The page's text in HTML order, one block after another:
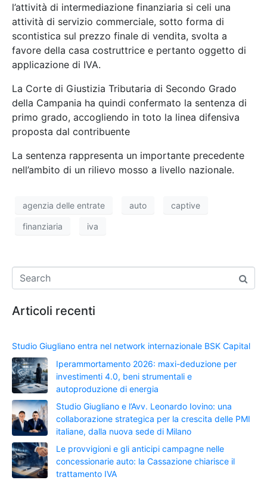
l’attività di intermediazione finanziaria si celi una
attività di servizio commerciale, sotto forma di
scontistica sul prezzo finale di vendita, svolta a
favore della casa costruttrice e pertanto oggetto di
applicazione di IVA.
La Corte di Giustizia Tributaria di Secondo Grado
della Campania ha quindi confermato la sentenza di
primo grado, accogliendo in toto la linea difensiva
proposta dal contribuente
La sentenza rappresenta un importante precedente
nell’ambito di un rilievo mosso a livello nazionale.
agenzia delle entrate auto captive
finanziaria iva
Articoli recenti
Studio Giugliano entra nel network internazionale BSK Capital
Iperammortamento 2026: maxi-deduzione per
investimenti 4.0, beni strumentali e
autoproduzione di energia
Studio Giugliano e l’Avv. Leonardo Iovino: una
collaborazione strategica per la crescita delle PMI
italiane, dalla nuova sede di Milano
Le provvigioni e gli anticipi campagne nelle
concessionarie auto: la Cassazione chiarisce il
trattamento IVA